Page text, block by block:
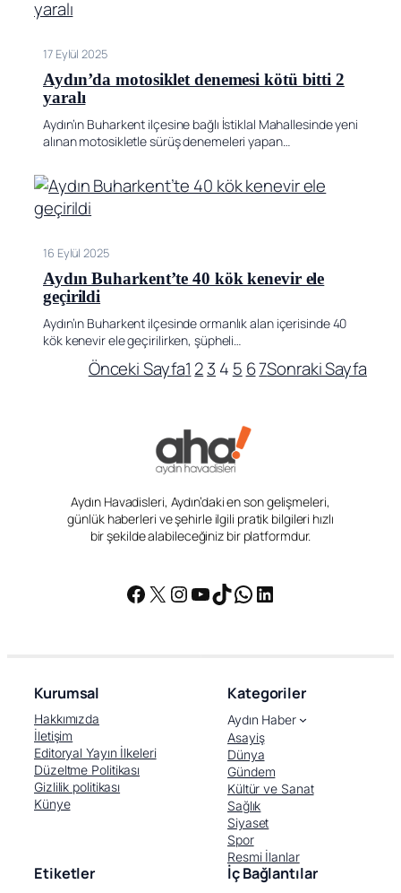
17 Eylül 2025
Aydın’da motosiklet denemesi kötü bitti 2
yaralı
Aydın’ın Buharkent ilçesine bağlı İstiklal Mahallesinde yeni
alınan motosikletle sürüş denemeleri yapan…
16 Eylül 2025
Aydın Buharkent’te 40 kök kenevir ele
geçirildi
Aydın’ın Buharkent ilçesinde ormanlık alan içerisinde 40
kök kenevir ele geçirilirken, şüpheli…
Önceki Sayfa1 23 4 5 67Sonraki Sayfa
Aydın Havadisleri, Aydın’daki en son gelişmeleri,
günlük haberleri ve şehirle ilgili pratik bilgileri hızlı
bir şekilde alabileceğiniz bir platformdur.
Facebook
X Instagram
YouTube
TikTok
WhatsApp
LinkedIn
Kurumsal
Hakkımızda
İletişim
Editoryal Yayın İlkeleri
Düzeltme Politikası
Gizlilik politikası
Künye
Kategoriler
Aydın Haber
Asayiş
Dünya
Gündem
Kültür ve Sanat
Sağlık
Siyaset
Spor
Resmi İlanlar
Etiketler İç Bağlantılar